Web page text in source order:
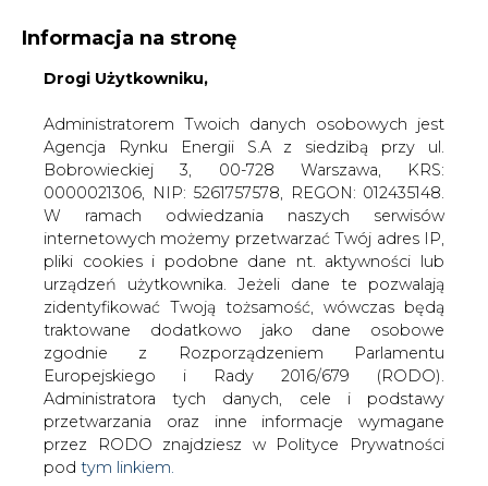
KONTAKT:
WYDAWCA PORTALU:
WYSOKI KONTRAST WIELKOŚĆ TEKSTU A A
ZALOGUJ SIĘ
WŁĄCZ CIRE.TV
Informacja na stronę
Drogi Użytkowniku,
Administratorem Twoich danych osobowych jest
Agencja Rynku Energii S.A z siedzibą przy ul.
Bobrowieckiej 3, 00-728 Warszawa, KRS:
0000021306, NIP: 5261757578, REGON: 012435148.
W ramach odwiedzania naszych serwisów
internetowych możemy przetwarzać Twój adres IP,
pliki cookies i podobne dane nt. aktywności lub
urządzeń użytkownika. Jeżeli dane te pozwalają
zidentyfikować Twoją tożsamość, wówczas będą
traktowane dodatkowo jako dane osobowe
zgodnie z Rozporządzeniem Parlamentu
Europejskiego i Rady 2016/679 (RODO).
Administratora tych danych, cele i podstawy
przetwarzania oraz inne informacje wymagane
przez RODO znajdziesz w Polityce Prywatności
pod tym linkiem.